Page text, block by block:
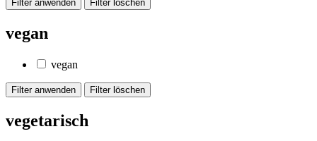
vegan
vegan
vegetarisch